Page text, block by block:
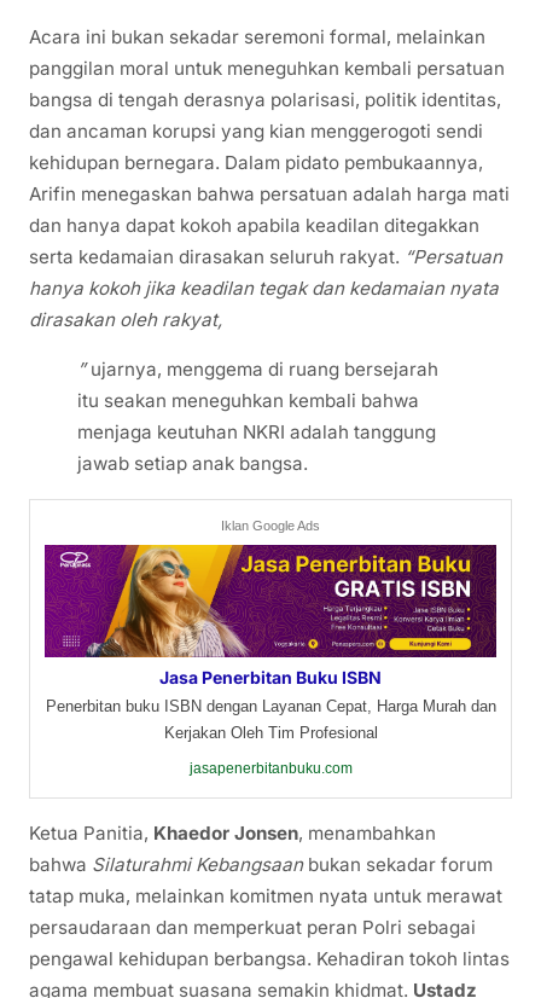
Acara ini bukan sekadar seremoni formal, melainkan
panggilan moral untuk meneguhkan kembali persatuan
bangsa di tengah derasnya polarisasi, politik identitas,
dan ancaman korupsi yang kian menggerogoti sendi
kehidupan bernegara. Dalam pidato pembukaannya,
Arifin menegaskan bahwa persatuan adalah harga mati
dan hanya dapat kokoh apabila keadilan ditegakkan
serta kedamaian dirasakan seluruh rakyat. “Persatuan
hanya kokoh jika keadilan tegak dan kedamaian nyata
dirasakan oleh rakyat,
”ujarnya, menggema di ruang bersejarah
itu seakan meneguhkan kembali bahwa
menjaga keutuhan NKRI adalah tanggung
jawab setiap anak bangsa.
Iklan Google Ads
Jasa Penerbitan Buku ISBN
Penerbitan buku ISBN dengan Layanan Cepat, Harga Murah dan
Kerjakan Oleh Tim Profesional
jasapenerbitanbuku.com
Ketua Panitia, Khaedor Jonsen, menambahkan
bahwa Silaturahmi Kebangsaanbukan sekadar forum
tatap muka, melainkan komitmen nyata untuk merawat
persaudaraan dan memperkuat peran Polri sebagai
pengawal kehidupan berbangsa. Kehadiran tokoh lintas
agama membuat suasana semakin khidmat. Ustadz